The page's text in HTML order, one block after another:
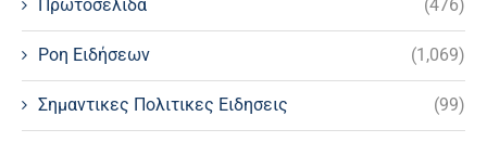
Πρωτοσελιδα (476)
Ροη Ειδήσεων (1,069)
Σημαντικες Πολιτικες Ειδησεις (99)